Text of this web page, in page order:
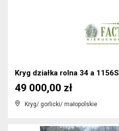
Kryg działka rolna 34 a 1156S
Kryg/ gorlicki/ małopolskie
49 000,00 zł